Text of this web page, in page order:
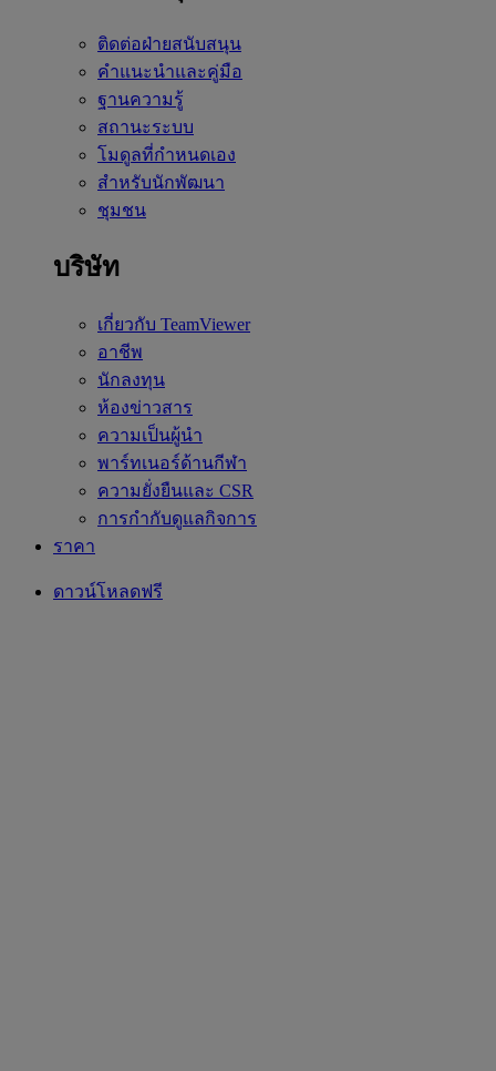
ติดต่อฝ่ายสนับสนุน
คำแนะนำและคู่มือ
ฐานความรู้
สถานะระบบ
โมดูลที่กำหนดเอง
สำหรับนักพัฒนา
ชุมชน
บริษัท
เกี่ยวกับ TeamViewer
อาชีพ
นักลงทุน
ห้องข่าวสาร
ความเป็นผู้นำ
พาร์ทเนอร์ด้านกีฬา
ความยั่งยืนและ CSR
การกำกับดูแลกิจการ
ราคา
ดาวน์โหลดฟรี